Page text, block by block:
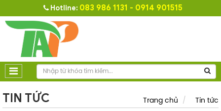
Hotline: 083 986 1131 - 0914 901515
TIN TỨC Trang chủ Tin tức